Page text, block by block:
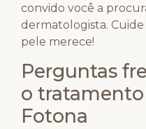
convido você a
dermatologista. Cuide
pele merece!
Perguntas
o
Fotona